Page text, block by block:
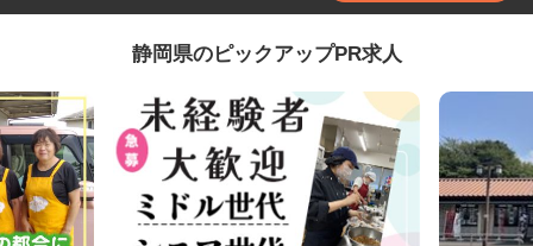
静岡県のピックアップPR求人